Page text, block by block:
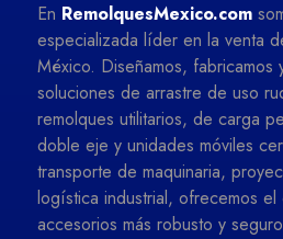
En RemolquesMexico.com
especializada líder en la venta
México. Diseñamos, fabricamos
soluciones de arrastre de uso
remolques utilitarios, de carga
doble eje y unidades móviles
transporte de maquinaria,
logística industrial, ofrecemos
accesorios más robusto y